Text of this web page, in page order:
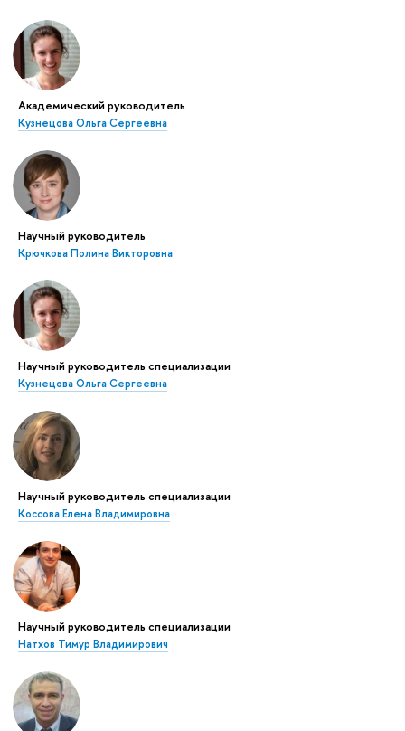
Академический руководитель
Кузнецова Ольга Сергеевна
Научный руководитель
Крючкова Полина Викторовна
Научный руководитель специализации
Кузнецова Ольга Сергеевна
Научный руководитель специализации
Коссова Елена Владимировна
Научный руководитель специализации
Натхов Тимур Владимирович